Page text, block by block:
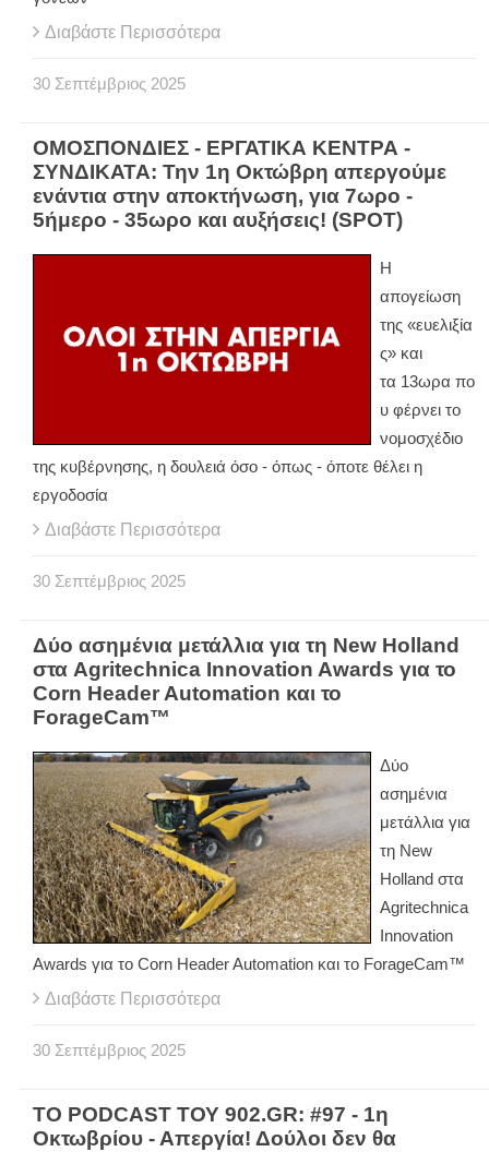
Διαβάστε Περισσότερα
30 Σεπτέμβριος 2025
ΟΜΟΣΠΟΝΔΙΕΣ - ΕΡΓΑΤΙΚΑ ΚΕΝΤΡΑ -
ΣΥΝΔΙΚΑΤΑ: Την 1η Οκτώβρη απεργούμε
ενάντια στην αποκτήνωση, για 7ωρο -
5ήμερο - 35ωρο και αυξήσεις! (SPOT)
H
απογείωση
της «ευελιξία
ς» και
τα 13ωρα πο
υ φέρνει το
νομοσχέδιο
της κυβέρνησης, η δουλειά όσο - όπως - όποτε θέλει η
εργοδοσία
Διαβάστε Περισσότερα
30 Σεπτέμβριος 2025
Δύο ασημένια μετάλλια για τη New Holland
στα Agritechnica Innovation Awards για το
Corn Header Automation και το
ForageCam™
Δύο
ασημένια
μετάλλια για
τη New
Holland στα
Agritechnica
Innovation
Awards για το Corn Header Automation και το ForageCam™
Διαβάστε Περισσότερα
30 Σεπτέμβριος 2025
ΤΟ PODCAST ΤΟΥ 902.GR: #97 - 1η
Οκτωβρίου - Απεργία! Δούλοι δεν θα